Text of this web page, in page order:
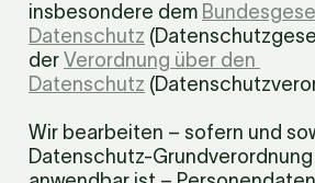
insbesondere dem
Datenschutz
der Verordnung über den
Datenschutz
Wir bearbeiten – sofern und
Datenschutz-Grundverordnung